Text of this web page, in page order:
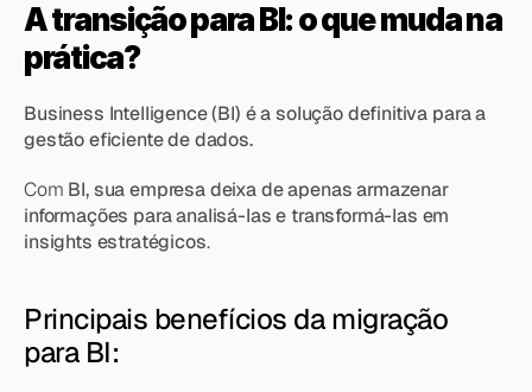
A transição para BI: o que muda na
prática?
Business Intelligence (BI) é a solução definitiva para a
gestão eficiente de dados.
Com BI, sua empresa deixa de apenas armazenar
informações para analisá-las e transformá-las em
insights estratégicos.
Principais benefícios da migração
para BI: